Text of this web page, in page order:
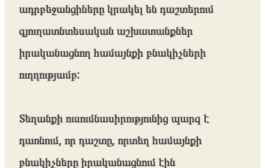
ադրբեջանցիները կրակել են դաշտերում
գյուղատնտեսական աշխատանքներ
իրականացնող համայնքի բնակիչների
ուղղությամբ:
Տեղանքի ուսումնասիրությունից պարզ է
դառնում, որ դաշտը, որտեղ համայնքի
բնակիչները իրականացնում էին